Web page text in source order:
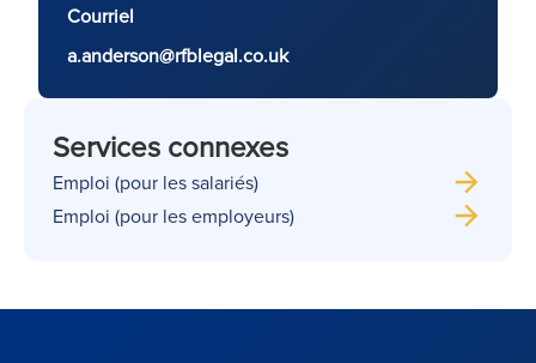
Courriel
a.anderson@rfblegal.co.uk
Services connexes
Emploi (pour les salariés)
Emploi (pour les employeurs)